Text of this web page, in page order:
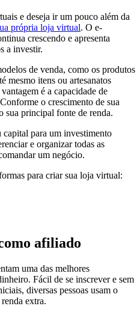
e deseja ir um pouco além da
própria loja virtual. O e-
crescendo e apresenta
a investir.
de venda, como os produtos
mesmo itens ou artesanatos
é a capacidade de
o crescimento de sua
sua principal fonte de renda.
capital para um investimento
e organizar todas as
um negócio.
para criar sua loja virtual:
afiliado
uma das melhores
Fácil de se inscrever e sem
diversas pessoas usam o
extra.